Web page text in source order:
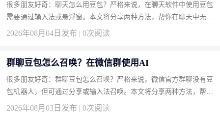
很多朋友好奇：聊天怎么用豆包？严格来说，在聊天软件中使用豆包
需要通过输入法或悬浮窗。本文将分享两种方法，帮你在聊天中无缝
接入豆包。 方法一：安装豆包输入法实现边聊边AI（推荐） 输入...
2026年08月04日发布 | 0次阅读
群聊豆包怎么召唤？在微信群使用AI
很多朋友好奇：群聊豆包怎么召唤？严格来说，微信官方群聊没有豆
包机器人，但可通过分享或输入法召唤。本文将分享两种方法，帮你
轻松在群聊中显现豆包。 方法一：使用豆包输入法一键召唤回答
2026年08月03日发布 | 0次阅读